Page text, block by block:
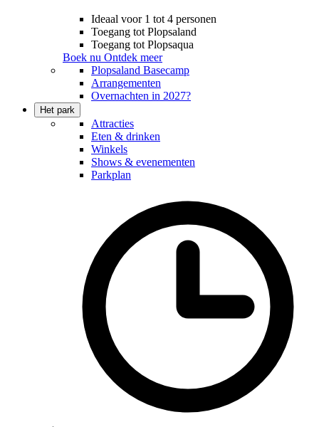
Ideaal voor 1 tot 4 personen
Toegang tot Plopsaland
Toegang tot Plopsaqua
Boek nu Ontdek meer
Plopsaland Basecamp
Arrangementen
Overnachten in 2027?
Het park
Attracties
Eten & drinken
Winkels
Shows & evenementen
Parkplan